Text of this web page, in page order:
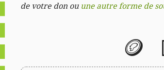
de votre don ou une autre forme de
🪙